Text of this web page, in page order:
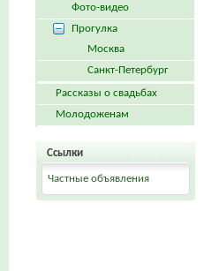
Фото-видео
Прогулка
Москва
Санкт-Петербург
Рассказы о свадьбах
Молодоженам
Ссылки
Частные объявления